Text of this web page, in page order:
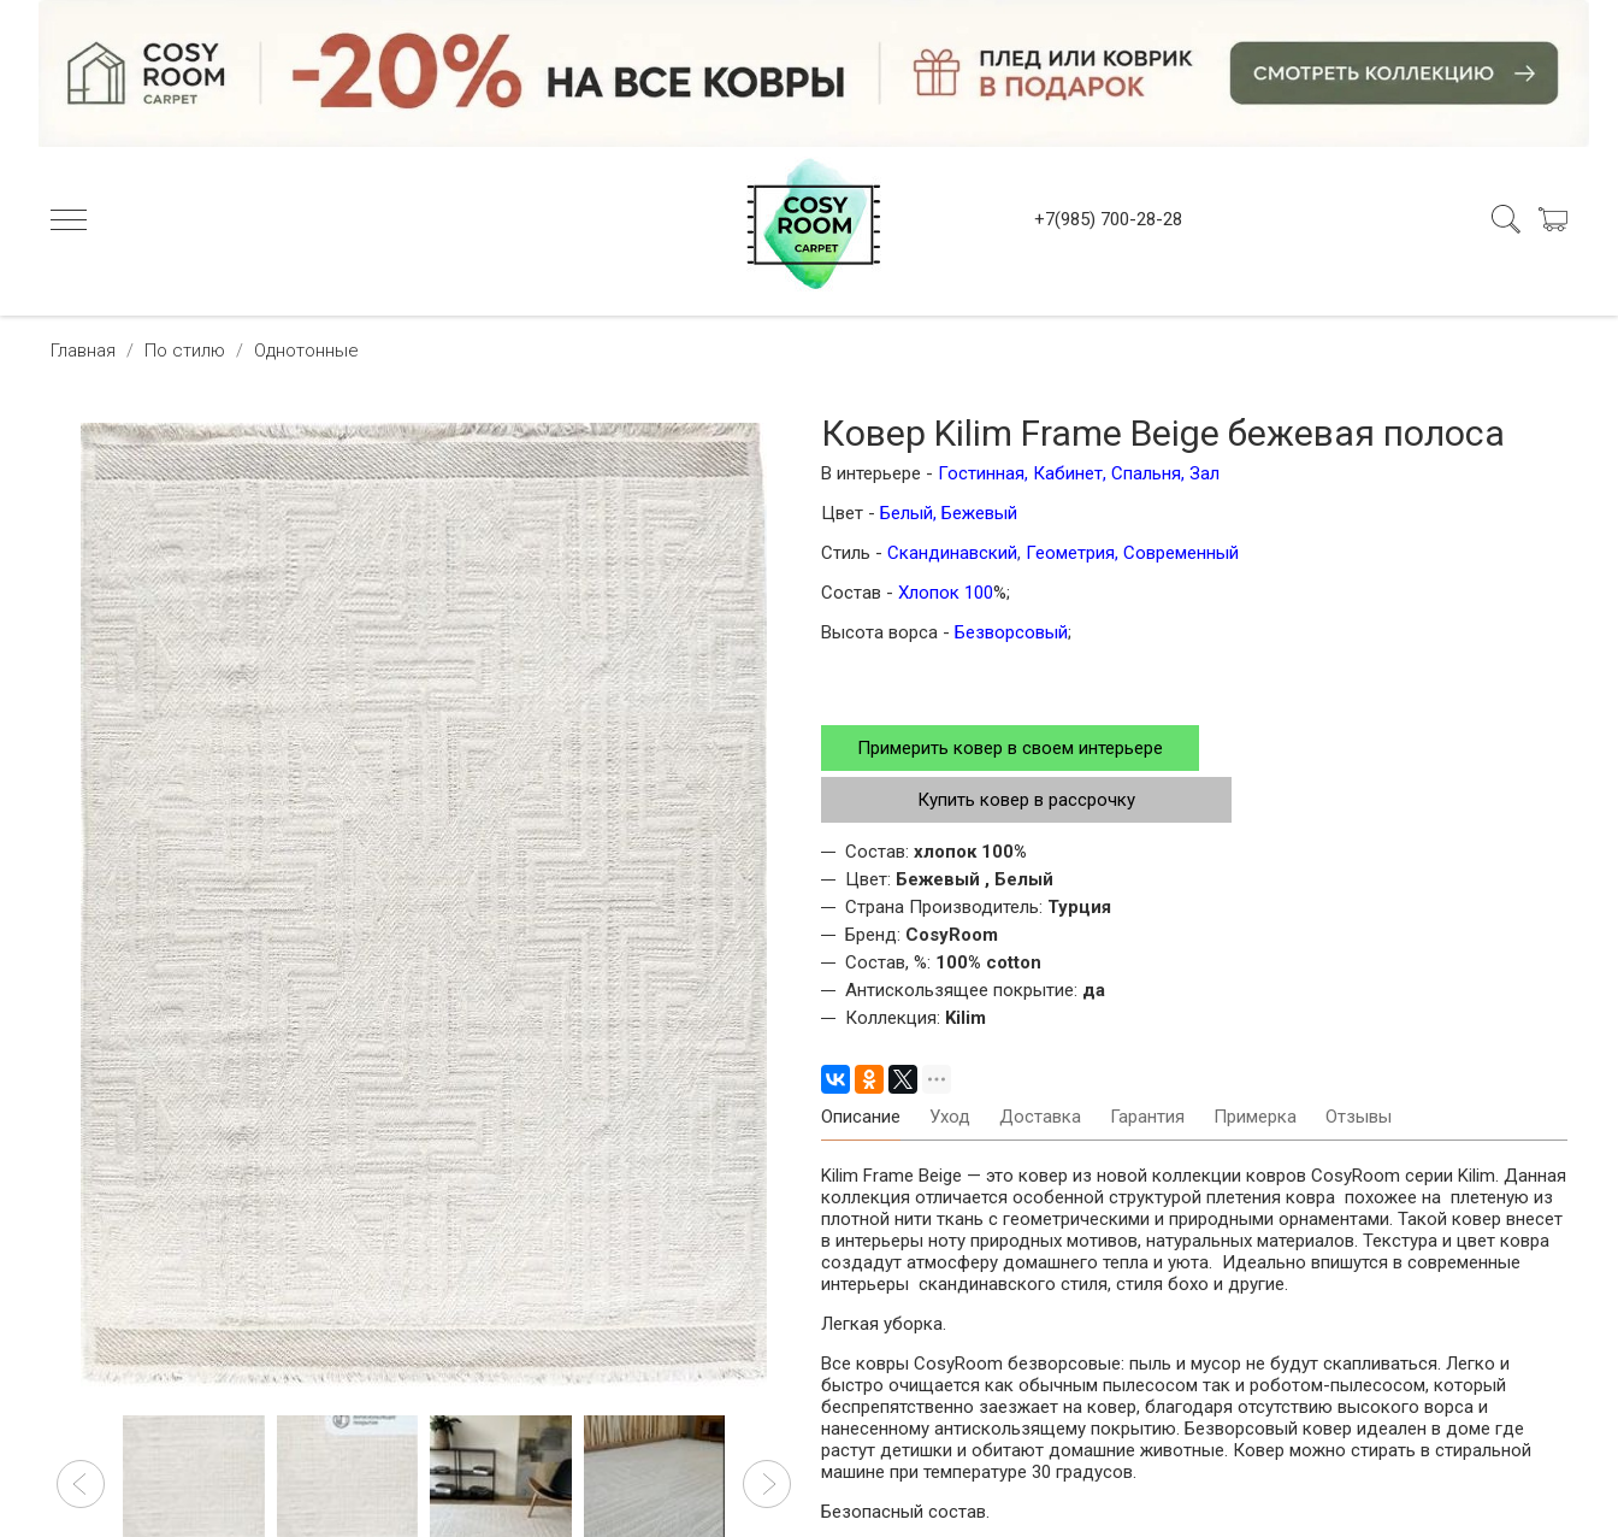
+7(985) 700-28-28
Главная По стилю Однотонные
Ковер Kilim Frame Beige бежевая полоса
В интерьере - Гостинная, Кабинет, Спальня, Зал
Цвет - Белый, Бежевый
Стиль - Скандинавский, Геометрия, Современный
Состав - Хлопок 100%;
Высота ворса - Безворсовый;
Примерить ковер в своем интерьере
Купить ковер в рассрочку
Состав: хлопок 100%
Цвет: Бежевый , Белый
Страна Производитель: Турция
Бренд: CosyRoom
Состав, %: 100% cotton
Антискользящее покрытие: да
Коллекция: Kilim
Описание Уход Доставка Гарантия Примерка Отзывы
Kilim Frame Beige — это ковер из новой коллекции ковров CosyRoom серии Kilim. Данная
коллекция отличается особенной структурой плетения ковра похожее на плетеную из
плотной нити ткань с геометрическими и природными орнаментами. Такой ковер внесет
в интерьеры ноту природных мотивов, натуральных материалов. Текстура и цвет ковра
создадут атмосферу домашнего тепла и уюта. Идеально впишутся в современные
интерьеры скандинавского стиля, стиля бохо и другие.
Легкая уборка.
Все ковры CosyRoom безворсовые: пыль и мусор не будут скапливаться. Легко и
быстро очищается как обычным пылесосом так и роботом-пылесосом, который
беспрепятственно заезжает на ковер, благодаря отсутствию высокого ворса и
нанесенному антискользящему покрытию. Безворсовый ковер идеален в доме где
растут детишки и обитают домашние животные. Ковер можно стирать в стиральной
машине при температуре 30 градусов.
Безопасный состав.